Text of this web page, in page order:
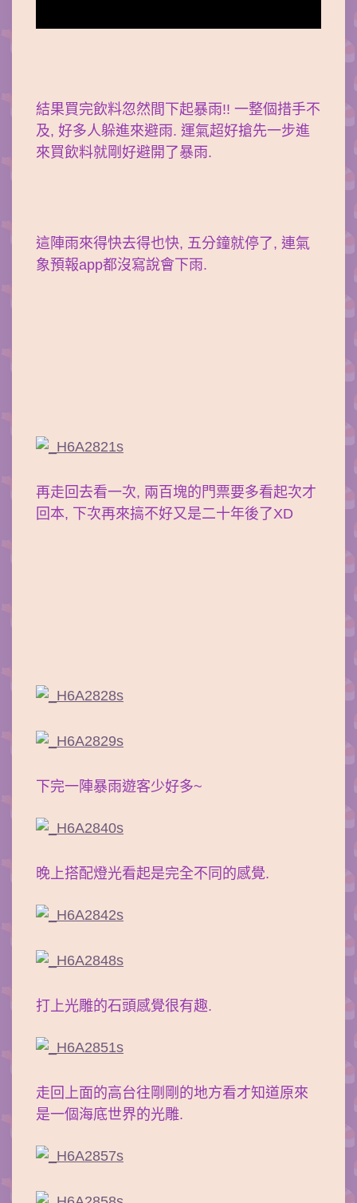
結果買完飲料忽然間下起暴雨!! 一整個措手不
及, 好多人躲進來避雨. 運氣超好搶先一步進
來買飲料就剛好避開了暴雨.
這陣雨來得快去得也快, 五分鐘就停了, 連氣
象預報app都沒寫說會下雨.
再走回去看一次, 兩百塊的門票要多看起次才
回本, 下次再來搞不好又是二十年後了XD
下完一陣暴雨遊客少好多~
晚上搭配燈光看起是完全不同的感覺.
打上光雕的石頭感覺很有趣.
走回上面的高台往剛剛的地方看才知道原來
是一個海底世界的光雕.